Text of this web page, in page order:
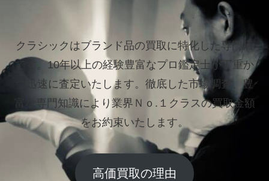
クラシックはブランド品の買取に特化した専門店
です。10年以上の経験豊富なプロ鑑定士が丁重か
つ迅速に査定いたします。 徹底した市場調査、豊
富な専門知識により業界Ｎｏ.１クラスの買取金額
をお約束いたします。
高価買取の理由